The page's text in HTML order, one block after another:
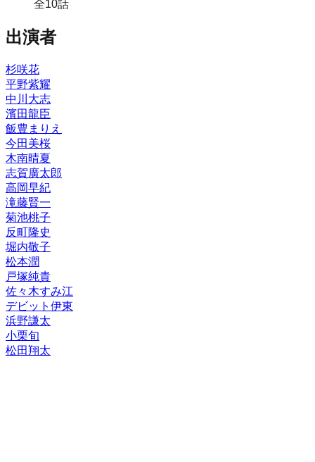
全10話
出演者
杉咲花
平野紫耀
中川大志
濱田龍臣
飯豊まりえ
今田美桜
木南晴夏
志賀廣太郎
高岡早紀
滝藤賢一
菊池桃子
反町隆史
堀内敬子
松本潤
戸塚純貴
佐々木すみ江
デビット伊東
浜野謙太
小栗旬
松田翔太